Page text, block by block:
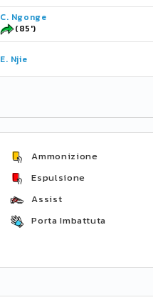
C. Ngonge
(85')
E. Njie
Ammonizione
Espulsione
Assist
Porta Imbattuta